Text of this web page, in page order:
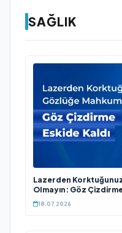
SAĞLIK
Lazerden
Olmayın: Göz
18.07.2026